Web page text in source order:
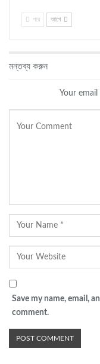
পরে আগে
মন্তব্য করুন
Your
Save my name, email,
comment.